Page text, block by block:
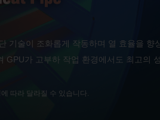
기술이 조화롭게 작동하며 열 효율을 향
가 고부하 작업 환경에서도 최고의
따라 달라질 수 있습니다.